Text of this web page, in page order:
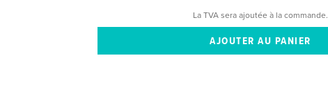
La TVA sera ajoutée à la commande.